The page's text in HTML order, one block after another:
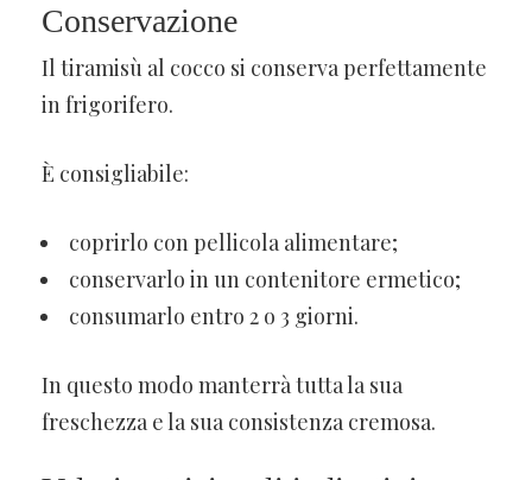
Conservazione
Il tiramisù al cocco si conserva perfettamente
in frigorifero.
È consigliabile:
coprirlo con pellicola alimentare;
conservarlo in un contenitore ermetico;
consumarlo entro 2 o 3 giorni.
In questo modo manterrà tutta la sua
freschezza e la sua consistenza cremosa.